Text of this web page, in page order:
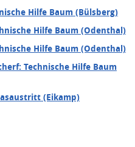
Hilfe Baum (Bülsberg)
Hilfe Baum (Odenthal)
Hilfe Baum (Odenthal)
Technische Hilfe Baum
(Eikamp)